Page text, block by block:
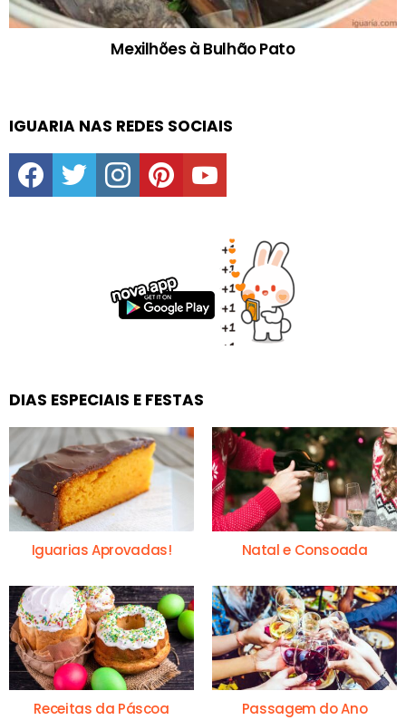
Mexilhões à Bulhão Pato
IGUARIA NAS REDES SOCIAIS
facebooktwitter instagrampinterestyoutube
DIAS ESPECIAIS E FESTAS
Iguarias Aprovadas! Natal e Consoada
Receitas da Páscoa Passagem do Ano